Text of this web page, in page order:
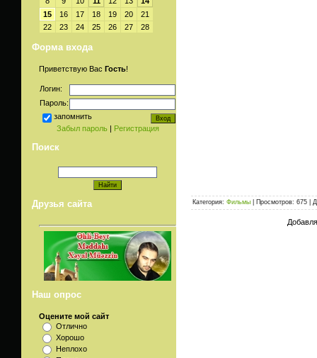
15
16 17 18 19 20
21
22
23 24 25 26 27 28
Форма входа
Приветствую Вас Гость!
Логин:
Пароль:
запомнить
Забыл пароль| Регистрация
Поиск
Друзья сайта
Наш опрос
Оцените мой сайт
Отлично
Хорошо
Неплохо
Категория: Фильмы | Просмотров: 675 |